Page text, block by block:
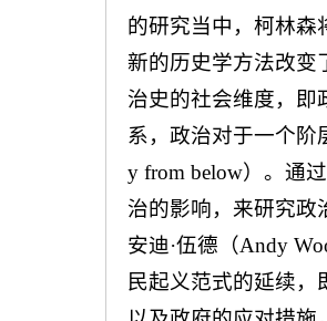
的研究当中，柯林森
新的历史学方法改变
治史的社会维度，即
系，政治对于一个阶
y from below）。通
治的影响，来研究政
安迪·伍德（Andy
民起义范式的延续，